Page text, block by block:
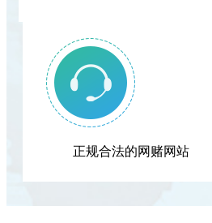
正规合法的网赌网站